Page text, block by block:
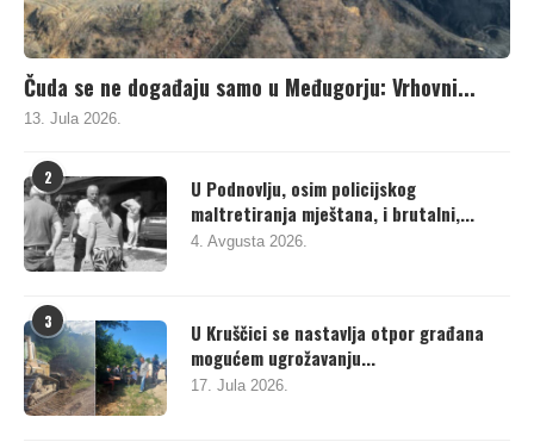
Čuda se ne događaju samo u Međugorju: Vrhovni...
13. Jula 2026.
2
U Podnovlju, osim policijskog
maltretiranja mještana, i brutalni,...
4. Avgusta 2026.
3
U Kruščici se nastavlja otpor građana
mogućem ugrožavanju...
17. Jula 2026.